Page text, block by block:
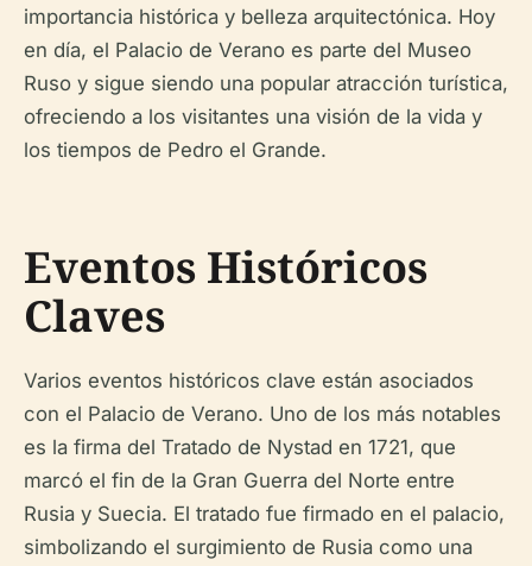
importancia histórica y belleza arquitectónica. Hoy
en día, el Palacio de Verano es parte del Museo
Ruso y sigue siendo una popular atracción turística,
ofreciendo a los visitantes una visión de la vida y
los tiempos de Pedro el Grande.
Eventos Históricos
Claves
Varios eventos históricos clave están asociados
con el Palacio de Verano. Uno de los más notables
es la firma del Tratado de Nystad en 1721, que
marcó el fin de la Gran Guerra del Norte entre
Rusia y Suecia. El tratado fue firmado en el palacio,
simbolizando el surgimiento de Rusia como una